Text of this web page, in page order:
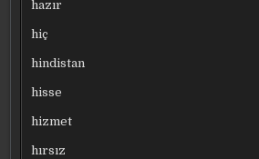
hazır
hiç
hindistan
hisse
hizmet
hırsız